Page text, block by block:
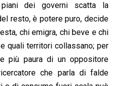
dei governi scatta la
resto, è potere puro, decide
chi emigra, chi beve e chi
quali territori collassano; per
più paura di un oppositore
che parla di falde